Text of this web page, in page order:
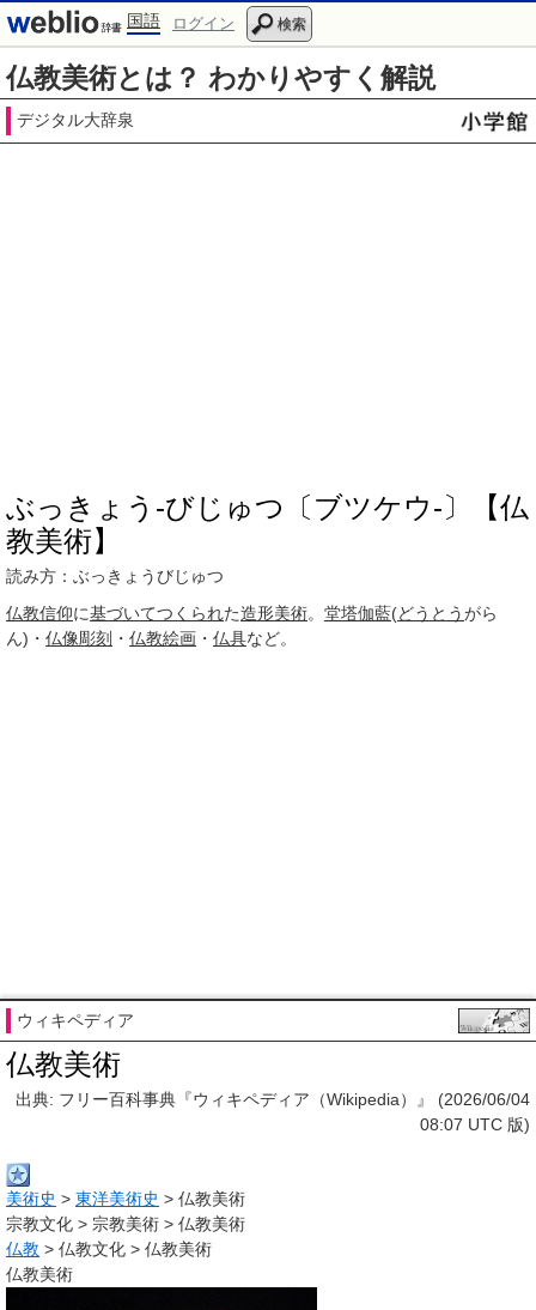
国語 ログイン 検索
仏教美術とは？ わかりやすく解説
デジタル大辞泉
ぶっきょう‐びじゅつ〔ブツケウ‐〕【仏
教美術】
読み方：ぶっきょうびじゅつ
仏教信仰に基づいてつくられた造形美術。 堂塔伽藍(どうとうがら
ん)・ 仏像彫刻 ・ 仏教絵画 ・ 仏具など。
ウィキペディア
仏教美術
出典: フリー百科事典『ウィキペディア（Wikipedia）』 (2026/06/04
08:07 UTC 版)
美術史 > 東洋美術史 > 仏教美術
宗教文化 > 宗教美術 > 仏教美術
仏教 > 仏教文化 > 仏教美術
仏教美術